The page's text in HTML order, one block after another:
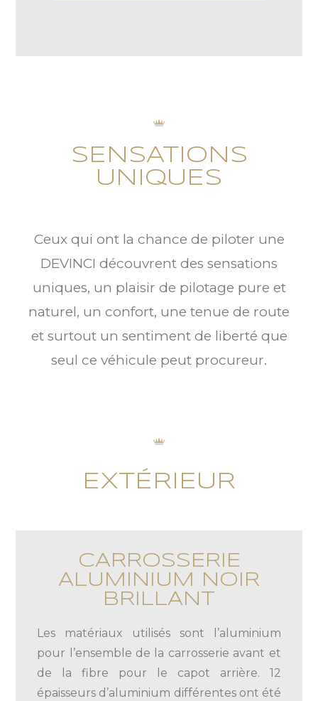
SENSATIONS
UNIQUES
Ceux qui ont la chance de piloter une
DEVINCI découvrent des sensations
uniques, un plaisir de pilotage pure et
naturel, un confort, une tenue de route
et surtout un sentiment de liberté que
seul ce véhicule peut procureur.
EXTÉRIEUR
CARROSSERIE
ALUMINIUM NOIR
BRILLANT
Les matériaux utilisés sont l’aluminium
pour l’ensemble de la carrosserie avant et
de la fibre pour le capot arrière. 12
épaisseurs d’aluminium différentes ont été